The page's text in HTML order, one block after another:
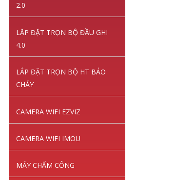
2.0
LĂP ĐẶT TRỌN BỘ ĐẦU GHI
4.0
LẮP ĐẶT TRỌN BỘ HT BÁO
CHÁY
CAMERA WIFI EZVIZ
CAMERA WIFI IMOU
MÁY CHẤM CÔNG